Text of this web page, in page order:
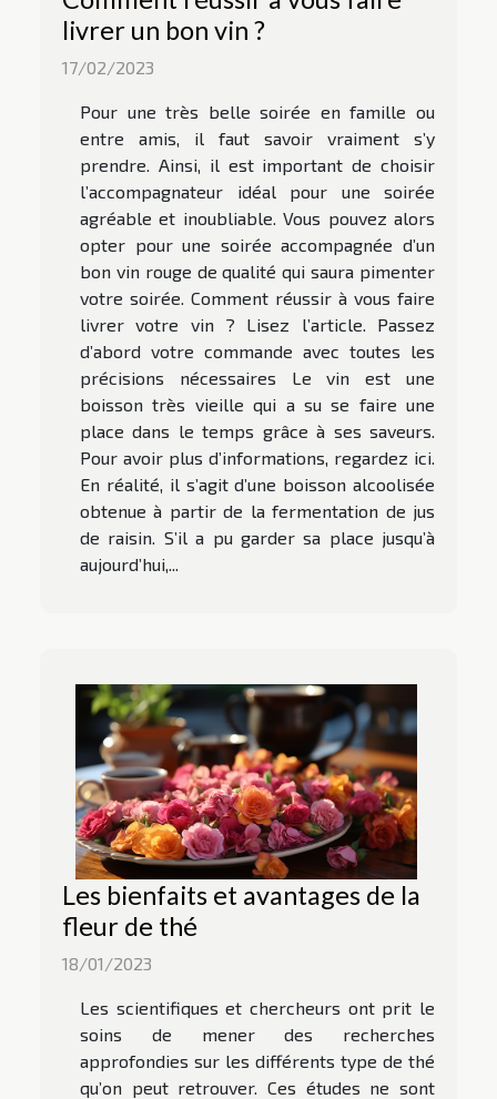
livrer un bon vin ?
17/02/2023
Pour une très belle soirée en famille ou
entre amis, il faut savoir vraiment s’y
prendre. Ainsi, il est important de choisir
l’accompagnateur idéal pour une soirée
agréable et inoubliable. Vous pouvez alors
opter pour une soirée accompagnée d’un
bon vin rouge de qualité qui saura pimenter
votre soirée. Comment réussir à vous faire
livrer votre vin ? Lisez l’article. Passez
d’abord votre commande avec toutes les
précisions nécessaires Le vin est une
boisson très vieille qui a su se faire une
place dans le temps grâce à ses saveurs.
Pour avoir plus d’informations, regardez ici.
En réalité, il s’agit d’une boisson alcoolisée
obtenue à partir de la fermentation de jus
de raisin. S’il a pu garder sa place jusqu’à
aujourd’hui,...
Les bienfaits et avantages de la
fleur de thé
18/01/2023
Les scientifiques et chercheurs ont prit le
soins de mener des recherches
approfondies sur les différents type de thé
qu’on peut retrouver. Ces études ne sont